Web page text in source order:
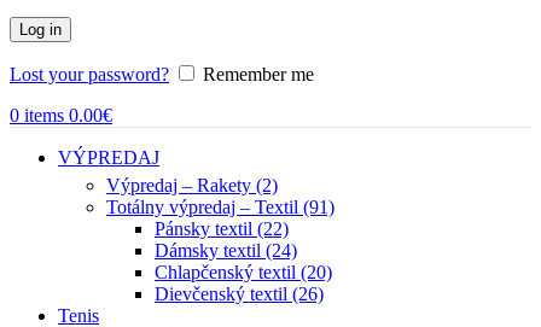
Log in
Lost your password?
Remember me
0 items 0.00€
VÝPREDAJ
Výpredaj – Rakety (2)
Totálny výpredaj – Textil (91)
Pánsky textil (22)
Dámsky textil (24)
Chlapčenský textil (20)
Dievčenský textil (26)
Tenis